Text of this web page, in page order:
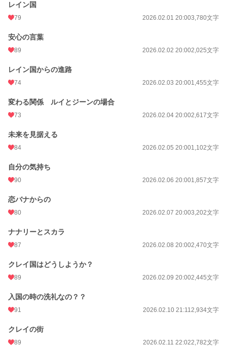
レイン国
79 2026.02.01 20:003,780文字
安心の言葉
89 2026.02.02 20:002,025文字
レイン国からの進路
74 2026.02.03 20:001,455文字
変わる関係 ルイとジーンの場合
73 2026.02.04 20:002,617文字
未来を見据える
84 2026.02.05 20:001,102文字
自分の気持ち
90 2026.02.06 20:001,857文字
恋バナからの
80 2026.02.07 20:003,202文字
ナナリーとスカラ
87 2026.02.08 20:002,470文字
クレイ国はどうしようか？
89 2026.02.09 20:002,445文字
入国の時の洗礼なの？？
91 2026.02.10 21:112,934文字
クレイの街
89 2026.02.11 22:022,782文字